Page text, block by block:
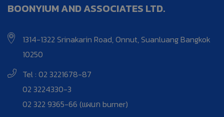
BOONYIUM AND ASSOCIATES LTD.
1314-1322 Srinakarin Road, Onnut, Suanluang Bangkok
10250
Tel : 02 3221678-87
02 3224330-3
02 322 9365-66 (แผนก burner)